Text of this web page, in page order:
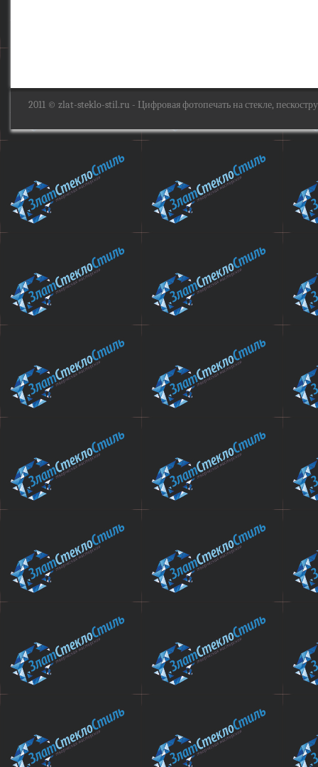
2011 © zlat-steklo-stil.ru - Цифровая фотопечать на стекле,